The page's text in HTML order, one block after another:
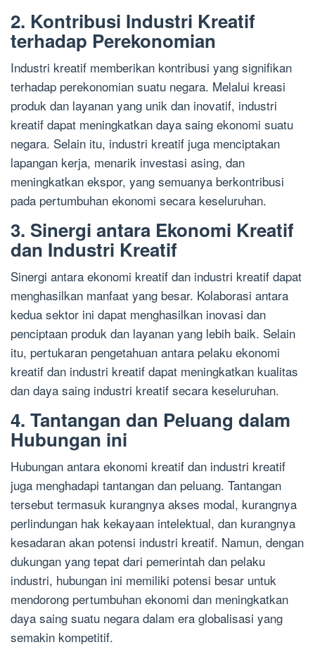
2. Kontribusi Industri Kreatif
terhadap Perekonomian
Industri kreatif memberikan kontribusi yang signifikan
terhadap perekonomian suatu negara. Melalui kreasi
produk dan layanan yang unik dan inovatif, industri
kreatif dapat meningkatkan daya saing ekonomi suatu
negara. Selain itu, industri kreatif juga menciptakan
lapangan kerja, menarik investasi asing, dan
meningkatkan ekspor, yang semuanya berkontribusi
pada pertumbuhan ekonomi secara keseluruhan.
3. Sinergi antara Ekonomi Kreatif
dan Industri Kreatif
Sinergi antara ekonomi kreatif dan industri kreatif dapat
menghasilkan manfaat yang besar. Kolaborasi antara
kedua sektor ini dapat menghasilkan inovasi dan
penciptaan produk dan layanan yang lebih baik. Selain
itu, pertukaran pengetahuan antara pelaku ekonomi
kreatif dan industri kreatif dapat meningkatkan kualitas
dan daya saing industri kreatif secara keseluruhan.
4. Tantangan dan Peluang dalam
Hubungan ini
Hubungan antara ekonomi kreatif dan industri kreatif
juga menghadapi tantangan dan peluang. Tantangan
tersebut termasuk kurangnya akses modal, kurangnya
perlindungan hak kekayaan intelektual, dan kurangnya
kesadaran akan potensi industri kreatif. Namun, dengan
dukungan yang tepat dari pemerintah dan pelaku
industri, hubungan ini memiliki potensi besar untuk
mendorong pertumbuhan ekonomi dan meningkatkan
daya saing suatu negara dalam era globalisasi yang
semakin kompetitif.